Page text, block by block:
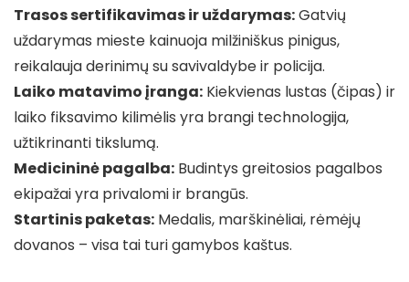
Trasos sertifikavimas ir uždarymas:Gatvių
uždarymas mieste kainuoja milžiniškus pinigus,
reikalauja derinimų su savivaldybe ir policija.
Laiko matavimo įranga: Kiekvienas lustas (čipas) ir
laiko fiksavimo kilimėlis yra brangi technologija,
užtikrinanti tikslumą.
Medicininė pagalba: Budintys greitosios pagalbos
ekipažai yra privalomi ir brangūs.
Startinis paketas: Medalis, marškinėliai, rėmėjų
dovanos – visa tai turi gamybos kaštus.